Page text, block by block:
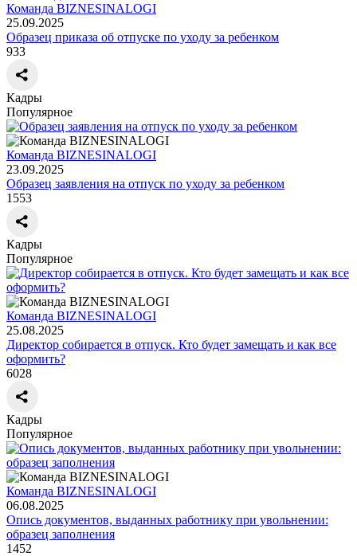
Команда BIZNESINALOGI
25.09.2025
Образец приказа об отпуске по уходу за ребенком
933
Кадры
Популярное
Команда BIZNESINALOGI
23.09.2025
Образец заявления на отпуск по уходу за ребенком
1553
Кадры
Популярное
Команда BIZNESINALOGI
25.08.2025
Директор собирается в отпуск. Кто будет замещать и как все
оформить?
6028
Кадры
Популярное
Команда BIZNESINALOGI
06.08.2025
Опись документов, выданных работнику при увольнении:
образец заполнения
1452